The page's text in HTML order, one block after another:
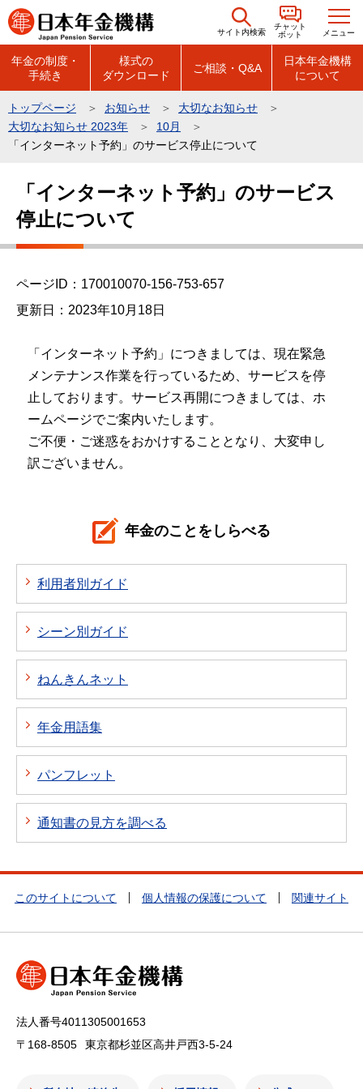
こ
の
サイト内検索
チャット
ボット
メニュー
年金の制度・
手続き
様式の
ダウンロード
ご相談・Q&A
日本年金機構
について
トップページ お知らせ
大切なお知らせ
大切なお知らせ 2023年
10月
「インターネット予約」のサービス停止について
「インターネット予約」のサービス
停止について
ページID：170010070-156-753-657
更新日：2023年10月18日
「インターネット予約」につきましては、現在緊急
メンテナンス作業を行っているため、サービスを停
止しております。サービス再開につきましては、ホ
ームページでご案内いたします。
ご不便・ご迷惑をおかけすることとなり、大変申し
訳ございません。
年金のことをしらべる
利用者別ガイド
シーン別ガイド
ねんきんネット
年金用語集
パンフレット
通知書の見方を調べる
このサイトについて 個人情報の保護について 関連サイト
法人番号4011305001653
〒168-8505
東京都杉並区高井戸西3-5-24